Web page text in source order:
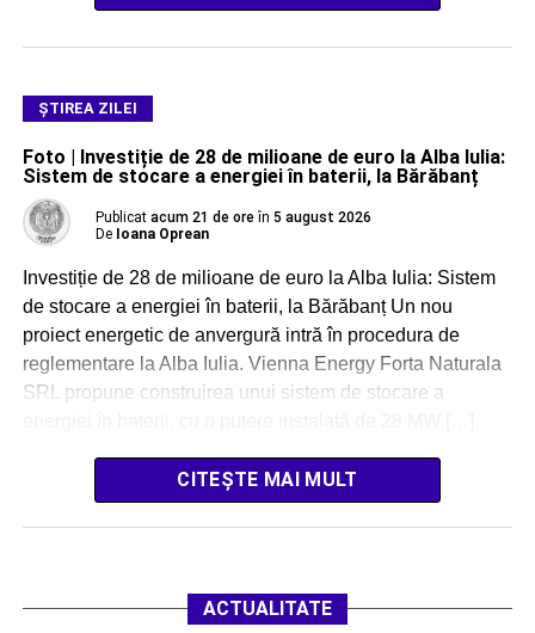
ŞTIREA ZILEI
Foto | Investiție de 28 de milioane de euro la Alba Iulia:
Sistem de stocare a energiei în baterii, la Bărăbanț
Publicat acum 21 de ore în 5 august 2026
De Ioana Oprean
Investiție de 28 de milioane de euro la Alba Iulia: Sistem
de stocare a energiei în baterii, la Bărăbanț Un nou
proiect energetic de anvergură intră în procedura de
reglementare la Alba Iulia. Vienna Energy Forta Naturala
SRL propune construirea unui sistem de stocare a
CITEȘTE MAI MULT
ACTUALITATE